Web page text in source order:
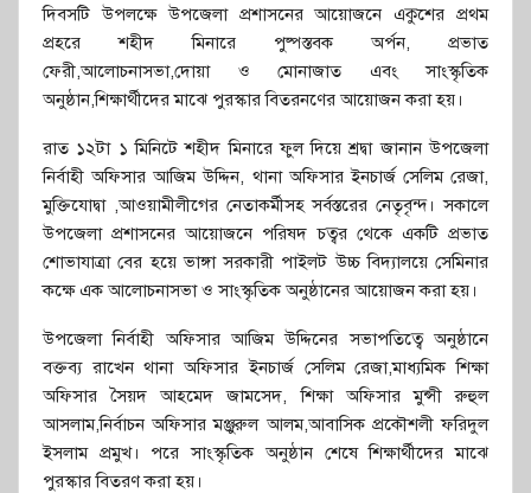
দিবসটি উপলক্ষে উপজেলা প্রশাসনের আয়োজনে একুশের প্রথম
প্রহরে শহীদ মিনারে পুষ্পস্তবক অর্পন, প্রভাত
ফেরী,আলোচনাসভা,দোয়া ও মোনাজাত এবং সাংস্কৃতিক
অনুষ্ঠান,শিক্ষার্থীদের মাঝে পুরস্কার বিতরনণের আয়োজন করা হয়।
রাত ১২টা ১ মিনিটে শহীদ মিনারে ফুল দিয়ে শ্রদ্বা জানান উপজেলা
নির্বাহী অফিসার আজিম উদ্দিন, থানা অফিসার ইনচার্জ সেলিম রেজা,
মুক্তিযোদ্বা ,আওয়ামীলীগের নেতাকর্মীসহ সর্বস্তরের নেতৃবৃন্দ। সকালে
উপজেলা প্রশাসনের আয়োজনে পরিষদ চত্বর থেকে একটি প্রভাত
শোভাযাত্রা বের হয়ে ভাঙ্গা সরকারী পাইলট উচ্চ বিদ্যালয়ে সেমিনার
কক্ষে এক আলোচনাসভা ও সাংস্কৃতিক অনুষ্ঠানের আয়োজন করা হয়।
উপজেলা নির্বাহী অফিসার আজিম উদ্দিনের সভাপতিত্বে অনুষ্ঠানে
বক্তব্য রাখেন থানা অফিসার ইনচার্জ সেলিম রেজা,মাধ্যমিক শিক্ষা
অফিসার সৈয়দ আহমেদ জামসেদ, শিক্ষা অফিসার মুন্সী রুহুল
আসলাম,নির্বাচন অফিসার মঞ্জুরুল আলম,আবাসিক প্রকৌশলী ফরিদুল
ইসলাম প্রমুখ। পরে সাংস্কৃতিক অনুষ্ঠান শেষে শিক্ষার্থীদের মাঝে
পুরস্কার বিতরণ করা হয়।